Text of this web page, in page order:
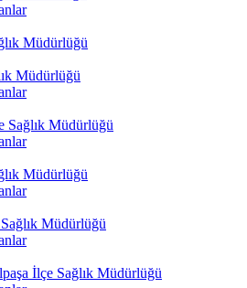
Müdürlüğü
Müdürlüğü
Sağlık Müdürlüğü
Müdürlüğü
Müdürlüğü
İlçe Sağlık Müdürlüğü